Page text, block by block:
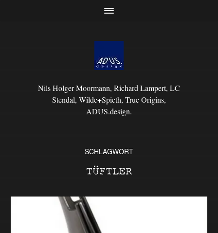
Nils Holger Moormann, Richard Lampert, LC
Stendal, Wilde+Spieth, True Origins,
ADUS.design.
SCHLAGWORT